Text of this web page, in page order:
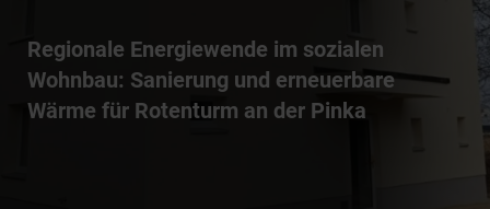
Regionale Energiewende im sozialen
Wohnbau: Sanierung und erneuerbare
Wärme für Rotenturm an der Pinka